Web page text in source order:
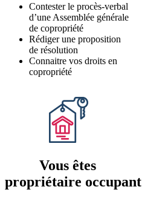
Contester le procès-verbal
d’une Assemblée générale
de copropriété
Rédiger une proposition
de résolution
Connaitre vos droits en
copropriété
Vous êtes
propriétaire occupant